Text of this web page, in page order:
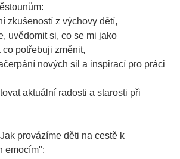
zkušeností z výchovy dětí,
uvědomit si, co se mi jako
potřebuji změnit,
nových sil a inspirací pro práci
aktuální radosti a starosti při
provázíme děti na cestě k
emocím":